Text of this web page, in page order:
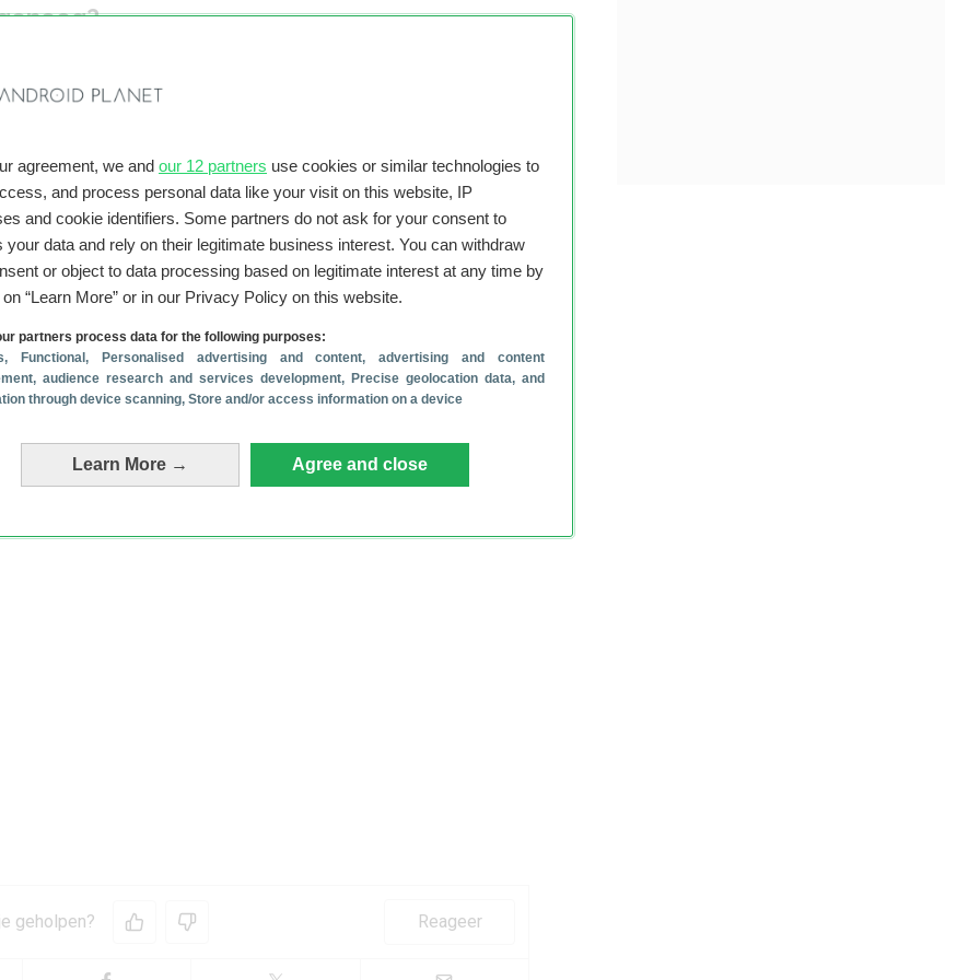
agreement, we and our 12 partners use cookies or similar technologies to
and process personal data like your visit on this website, IP
and cookie identifiers. Some partners do not ask for your consent to
your data and rely on their legitimate business interest. You can withdraw
or object to data processing based on legitimate interest at any time by
“Learn More” or in our Privacy Policy on this website.
partners process data for the following purposes:
, Functional , Personalised advertising and content, advertising and content
audience research and services development, Precise geolocation data, and
through device scanning, Store and/or access information on a device
Learn More → Agree and close
is de concurrentie moordend. Het is dan ook de
wel genoeg is. Wellicht weet Nothing ons over te halen met een
softwarefuncties. In de
deze functies bewaart voor het toestel zelf.
Launcher nu beschikbaar (mits je een recente smartphone
Pei denkt dat de Nothing Phone (1) een smartphone wordt
gezien hebben. Eerlijk gezegd geloven we er weinig van – maar
voor ons in petto heeft. Wil je niets missen rondom de
Nothing Phone (1)? Wij houden je met alle liefde op de hoogte.
de website,download onze Android Planet-app
in voorde nieuwsbrief.
verrassend veel voor verrassend weinig (31 jul)
volgens geruchten uit Europa, bedrijf ontkent
smartphones onder 500 euro
onder 400 euro (9 jul)
Phone (4b): ook nieuwe midranger officieel uit
geholpen? Reageer